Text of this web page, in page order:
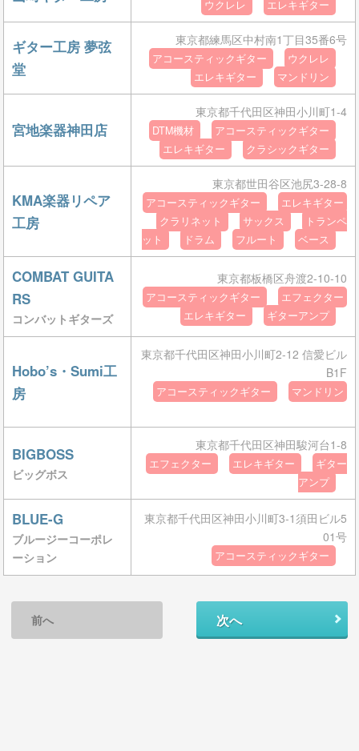
ウクレレ エレキギター
ギター工房 夢弦
堂
東京都練馬区中村南1丁目35番6号
アコースティックギター
ウクレレ
エレキギター
マンドリン
宮地楽器神田店
東京都千代田区神田小川町1-4
DTM機材
アコースティックギター
エレキギター
クラシックギター
KMA楽器リペア
工房
東京都世田谷区池尻3-28-8
アコースティックギター
エレキギター
クラリネット
サックス
トランペ
ット
ドラム フルート ベース
COMBAT GUITA
RS
コンバットギターズ
東京都板橋区舟渡2-10-10
アコースティックギター
エフェクター
エレキギター
ギターアンプ
Hobo’s・Sumi工
房
東京都千代田区神田小川町2-12 信愛ビル
B1F
アコースティックギター マンドリン
BIGBOSS
ビッグボス
東京都千代田区神田駿河台1-8
エフェクター エレキギター
ギター
アンプ
BLUE-G
ブルージーコーポレ
ーション
東京都千代田区神田小川町3-1須田ビル5
01号
アコースティックギター
前へ 次へ